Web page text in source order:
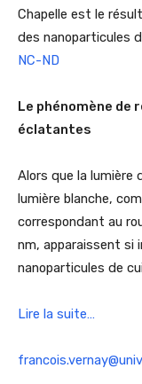
Chapelle est le
des nanoparticules
NC-ND
Le phénomène de
éclatantes
Alors que la lumière
lumière blanche,
correspondant au
nm, apparaissent si
nanoparticules de
Lire la suite…